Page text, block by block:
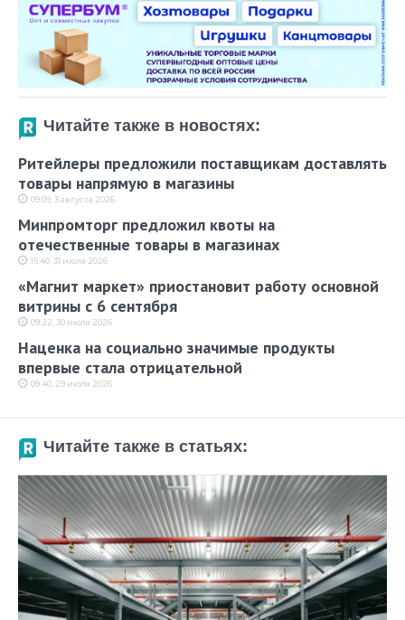
Читайте также в новостях:
Ритейлеры предложили поставщикам доставлять
товары напрямую в магазины
09:09, 3 августа 2026
Минпромторг предложил квоты на
отечественные товары в магазинах
15:40, 31 июля 2026
«Магнит маркет» приостановит работу основной
витрины с 6 сентября
09:22, 30 июля 2026
Наценка на социально значимые продукты
впервые стала отрицательной
09:40, 29 июля 2026
Читайте также в статьях: